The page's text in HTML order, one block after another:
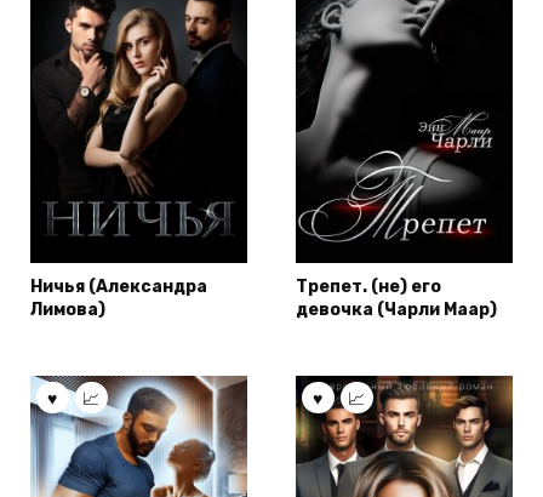
Ничья (Александра
Лимова)
Трепет. (не) его
девочка (Чарли Маар)